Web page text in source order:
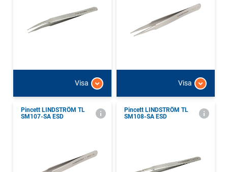
Visa Visa
Pincett LINDSTRÖM TL
SM107-SA ESD
Pincett LINDSTRÖM TL
SM108-SA ESD